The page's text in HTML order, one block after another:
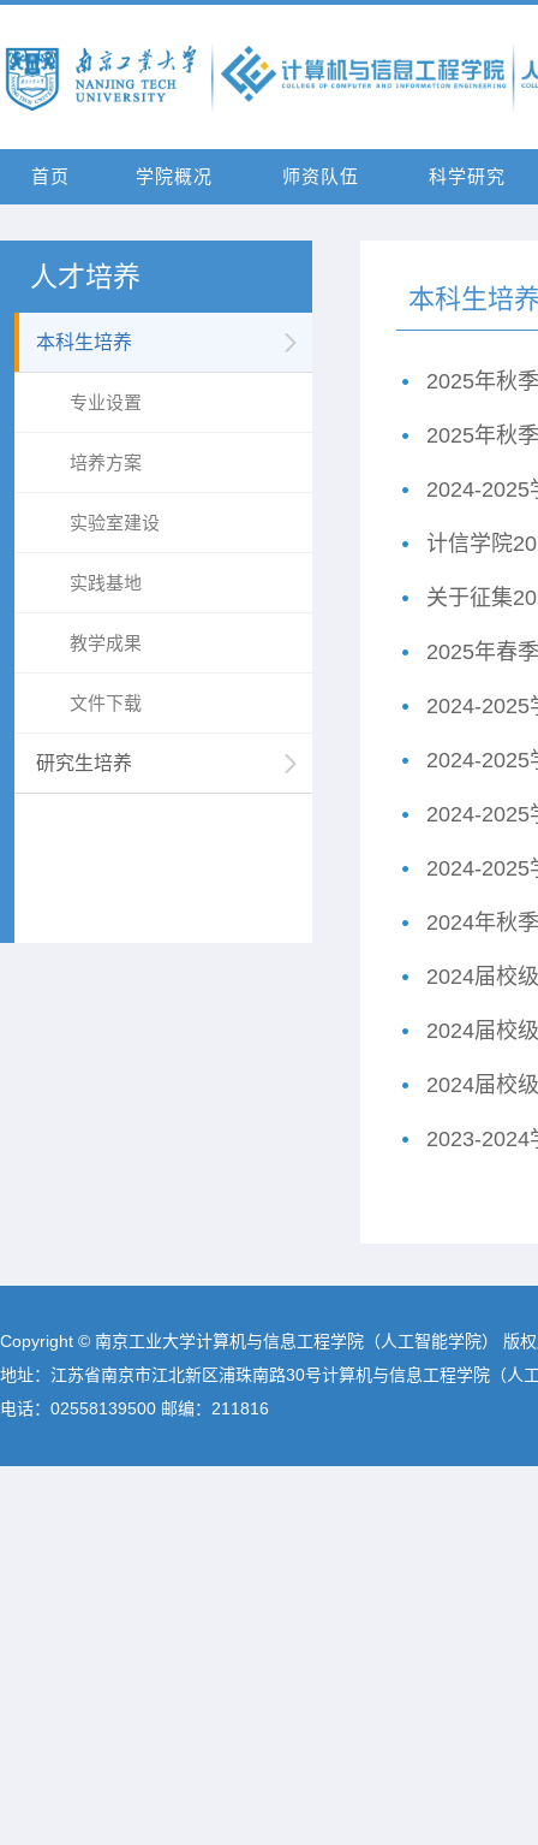
首页 学院概况 师资队伍 科学研究
人才培养
本科生培养
专业设置
培养方案
实验室建设
实践基地
教学成果
文件下载
研究生培养
本科生培
2025年秋
2025年秋
2024-2025
计信学院
关于征集
2025年春
2024-2025
2024-2025
2024-2025
2024-2025
2024年秋
2024届校
2024届校
2024届校
2023-2024
Copyright © 南京工业大学计算机与信息工程学院（人工智能学院） 版
地址：江苏省南京市江北新区浦珠南路30号计算机与信息工程学院（人
电话：02558139500 邮编：211816